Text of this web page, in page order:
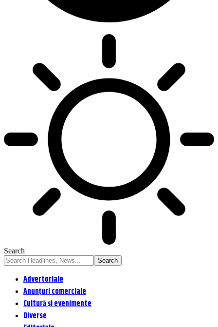
Search
Advertoriale
Anunțuri comerciale
Cultură și evenimente
Diverse